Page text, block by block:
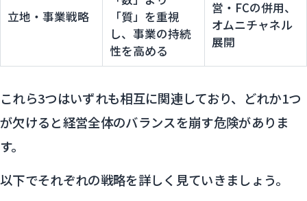
立地・事業戦略
「質」を重視
し、事業の持続
性を高める
営・FCの併用、
オムニチャネル
展開
これら3つはいずれも相互に関連しており、どれか1つ
が欠けると経営全体のバランスを崩す危険がありま
す。
以下でそれぞれの戦略を詳しく見ていきましょう。